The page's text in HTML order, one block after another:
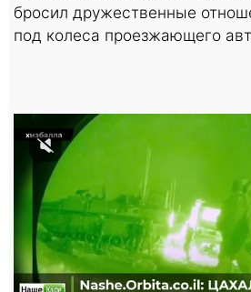
бросил дружественные
под колеса проезжающего